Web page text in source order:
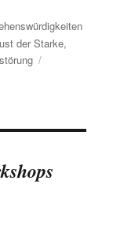
der Starke,